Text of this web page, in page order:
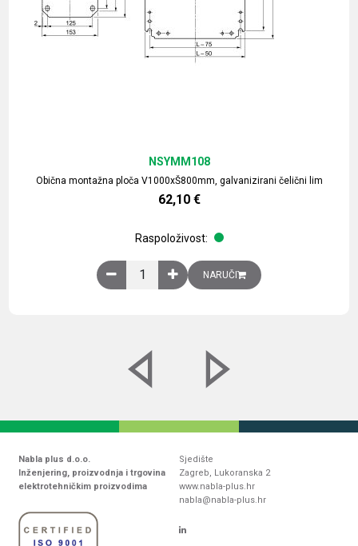
Obična montažna ploča V1000xŠ800mm, galvanizirani čelični lim
NSYMM108
62,10 €
Raspoloživost:
Obična montažna ploča V1000xŠ800mm,
NARUČI
Nabla plus d.o.o.
Inženjering, proizvodnja i trgovina
elektrotehničkim proizvodima
Sjedište
Zagreb, Lukoranska 2
www.nabla-plus.hr
nabla@nabla-plus.hr